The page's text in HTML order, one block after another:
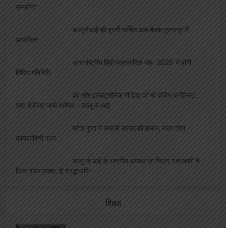
सम्मानित
डब्लूजेआई की दूसरी वार्षिक आम बैठक गुरुवायूर में
आयोजित
अन्तर्राष्ट्रीय हिंदी पत्रकारिता माह- 2025′ में होंगी
विविध गतिविधि
वेब और इलेक्ट्रोनिक मीडिया को भी वर्किंग जर्नलिस्ट
एक्ट में किया जाये शामिल :- डब्लू जे आई
महेश गुप्ता ने संभाली उपजा की कमान, जल्द होगा
कार्यकारिणी गठन
डब्लू जे आई के राष्ट्रीय अध्यक्ष का निधन, पत्रकारों ने
किया शोक व्यक्त, दी श्रद्धांजलि
शिक्षा